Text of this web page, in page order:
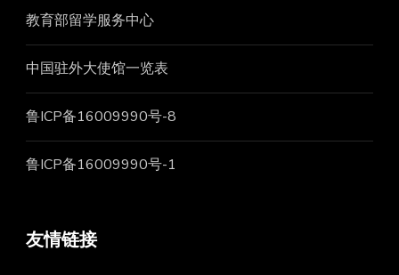
教育部留学服务中心
中国驻外大使馆一览表
鲁ICP备16009990号-8
鲁ICP备16009990号-1
友情链接